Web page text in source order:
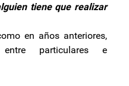
tiene que realizar
en años anteriores,
particulares e